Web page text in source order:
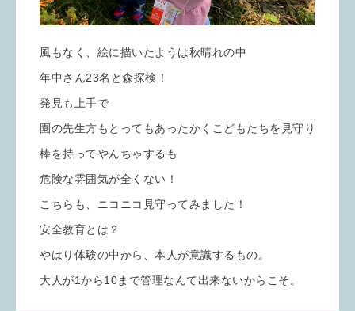
風もなく、絵に描いたようは秋晴れの中
年中さん23名と森探検！
発見も上手で
園の先生方もとってもあったかくこどもたちを見守り
棒を持ってやんちゃするも
危険な雰囲気が全くない！
こちらも、ニコニコ見守ってみました！
安全教育とは？
やはり体験の中から、本人が意識するもの。
大人が1から10まで管理なんて出来ないからこそ。